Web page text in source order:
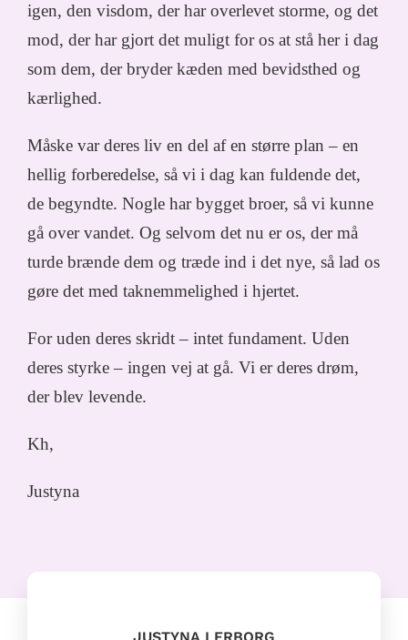
igen, den visdom, der har overlevet storme, og det
mod, der har gjort det muligt for os at stå her i dag
som dem, der bryder kæden med bevidsthed og
kærlighed.
Måske var deres liv en del af en større plan – en
hellig forberedelse, så vi i dag kan fuldende det,
de begyndte. Nogle har bygget broer, så vi kunne
gå over vandet. Og selvom det nu er os, der må
turde brænde dem og træde ind i det nye, så lad os
gøre det med taknemmelighed i hjertet.
For uden deres skridt – intet fundament. Uden
deres styrke – ingen vej at gå. Vi er deres drøm,
der blev levende.
Kh,
Justyna